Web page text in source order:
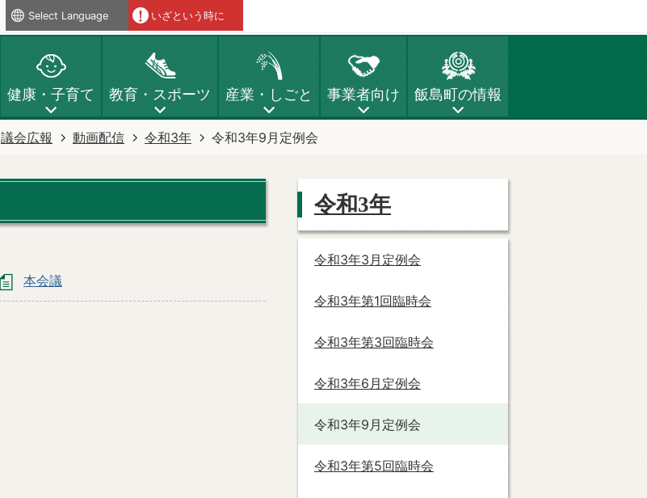
Select Language いざという時に
健康・子育て 教育・スポーツ 産業・しごと 事業者向け 飯島町の情報
議会広報 動画配信 令和3年 令和3年9月定例会
本会議
令和3年
令和3年3月定例会
令和3年第1回臨時会
令和3年第3回臨時会
令和3年6月定例会
令和3年9月定例会
令和3年第5回臨時会